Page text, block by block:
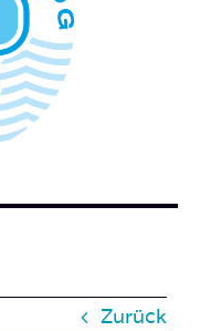
Zurück